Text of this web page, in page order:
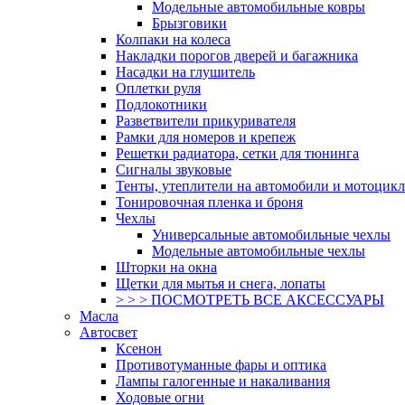
Модельные автомобильные ковры
Брызговики
Колпаки на колеса
Накладки порогов дверей и багажника
Насадки на глушитель
Оплетки руля
Подлокотники
Разветвители прикуривателя
Рамки для номеров и крепеж
Решетки радиатора, сетки для тюнинга
Сигналы звуковые
Тенты, утеплители на автомобили и
Тонировочная пленка и броня
Чехлы
Универсальные автомобильные чехлы
Модельные автомобильные чехлы
Шторки на окна
Щетки для мытья и снега, лопаты
> > > ПОСМОТРЕТЬ ВСЕ АКСЕССУАРЫ
Масла
Автосвет
Ксенон
Противотуманные фары и оптика
Лампы галогенные и накаливания
Ходовые огни